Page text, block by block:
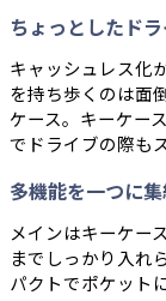
ちょっとしたド
キャッシュレス化
を持ち歩くのは面
ケース。キーケー
でドライブの際も
多機能を一つに
メインはキーケー
までしっかり入れ
パクトでポケット